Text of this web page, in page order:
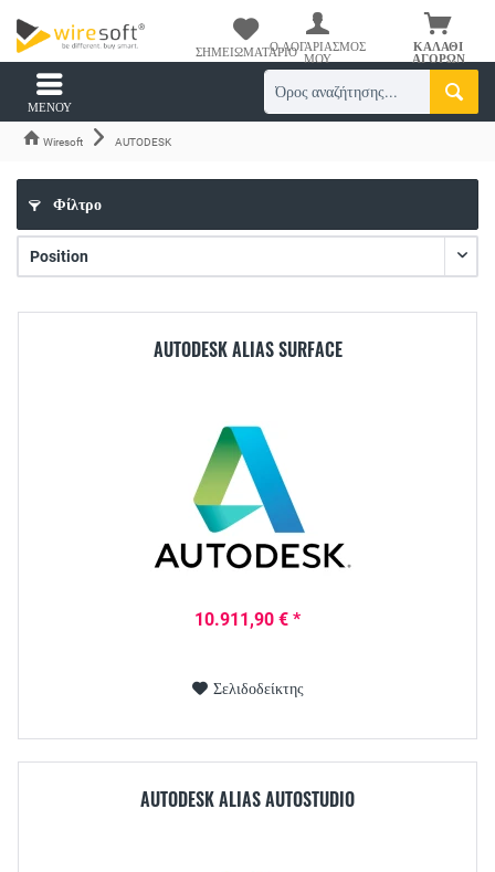
ΚΑΛΆΘΙ
ΑΓΟΡΏΝ
ΣΗΜΕΙΩΜΑΤΆΡΙΟΟ ΛΟΓΑΡΙΑΣΜΌΣ
ΜΟΥ
ΜΕΝΟΎ
Wiresoft AUTODESK
Φίλτρο
AUTODESK ALIAS SURFACE
10.911,90 € *
Σελιδοδείκτης
AUTODESK ALIAS AUTOSTUDIO